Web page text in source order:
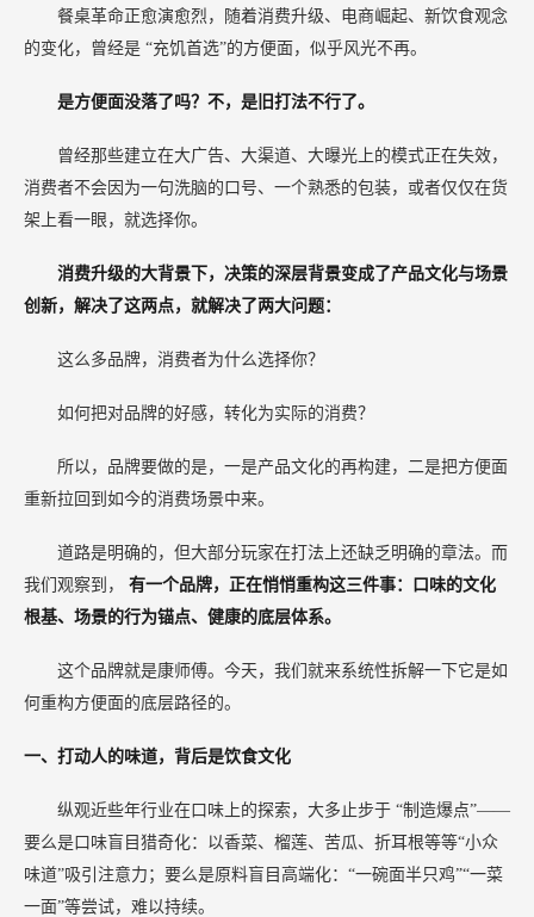
餐桌革命正愈演愈烈，随着消费升级、电商崛起、新饮食观念
的变化，曾经是 “充饥首选”的方便面，似乎风光不再。
是方便面没落了吗？不，是旧打法不行了。
曾经那些建立在大广告、大渠道、大曝光上的模式正在失效，
消费者不会因为一句洗脑的口号、一个熟悉的包装，或者仅仅在货
架上看一眼，就选择你。
消费升级的大背景下，决策的深层背景变成了产品文化与场景
创新，解决了这两点，就解决了两大问题：
这么多品牌，消费者为什么选择你？
如何把对品牌的好感，转化为实际的消费？
所以，品牌要做的是，一是产品文化的再构建，二是把方便面
重新拉回到如今的消费场景中来。
道路是明确的，但大部分玩家在打法上还缺乏明确的章法。而
我们观察到， 有一个品牌，正在悄悄重构这三件事：口味的文化
根基、场景的行为锚点、健康的底层体系。
这个品牌就是康师傅。今天，我们就来系统性拆解一下它是如
何重构方便面的底层路径的。
一、打动人的味道，背后是饮食文化
纵观近些年行业在口味上的探索，大多止步于 “制造爆点”——
要么是口味盲目猎奇化：以香菜、榴莲、苦瓜、折耳根等等“小众
味道”吸引注意力；要么是原料盲目高端化：“一碗面半只鸡”“一菜
一面”等尝试，难以持续。